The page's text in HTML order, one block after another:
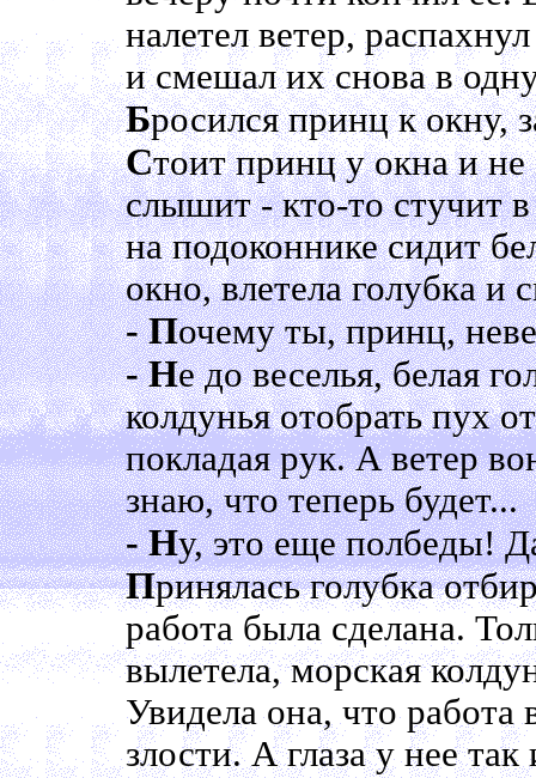
налетел ветер,
и смешал их снова в
Бросился принц к окну,
Стоит принц у окна и не
слышит - кто-то стучит
на подоконнике сидит
окно, влетела голубка и
- Почему ты, принц,
- Не до веселья, белая
колдунья отобрать пух
покладая рук. А ветер
знаю, что теперь будет...
- Ну, это еще полбеды!
Принялась голубка
работа была сделана.
вылетела, морская
Увидела она, что работа
злости. А глаза у нее